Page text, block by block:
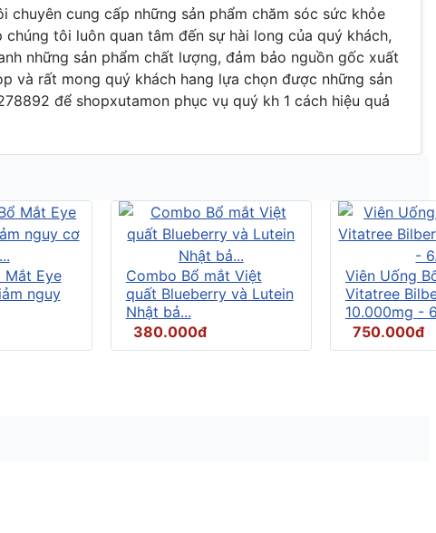
chuyên cung cấp những sản phẩm chăm sóc sức khỏe
tôi luôn quan tâm đến sự hài long của quý khách,
những sản phẩm chất lượng, đảm bảo nguồn gốc xuất
và rất mong quý khách hang lựa chọn được những sản
để shopxutamon phục vụ quý kh 1 cách hiệu quả
Mắt Eye
nguy
Combo Bổ mắt Việt
quất Blueberry và Lutein
Nhật bả...
380.000đ
Viên Uống
Vitatree
10.000mg -
750.000đ